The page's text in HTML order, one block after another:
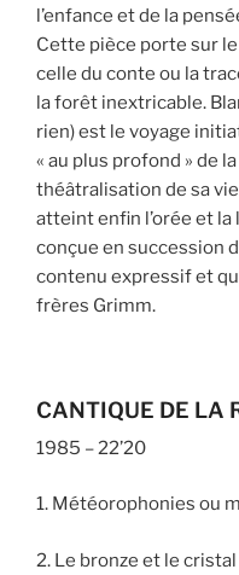
l’enfance et de la
Cette pièce porte sur
celle du conte ou la
la forêt inextricable.
rien) est le voyage
« au plus profond » de
théâtralisation de sa
atteint enfin l’orée et la
conçue en succession
contenu expressif et
frères Grimm.
CANTIQUE DE LA
1985 – 22’20
1. Météorophonies ou
2. Le bronze et le